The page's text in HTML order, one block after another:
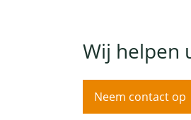
Wij helpen
Neem contact op